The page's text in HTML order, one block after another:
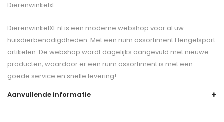
Dierenwinkelxl
DierenwinkelXL.nl is een moderne webshop voor al uw
huisdierbenodigdheden. Met een ruim assortiment Hengelsport
artikelen. De webshop wordt dagelijks aangevuld met nieuwe
producten, waardoor er een ruim assortiment is met een
goede service en snelle levering!
Aanvullende informatie